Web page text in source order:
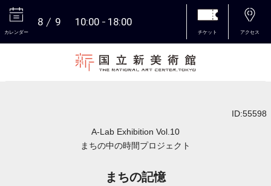
カレンダー
8 9 10:00 18:00
チケット アクセス
ID:55598
A-Lab Exhibition Vol.10
まちの中の時間プロジェクト
まちの記憶